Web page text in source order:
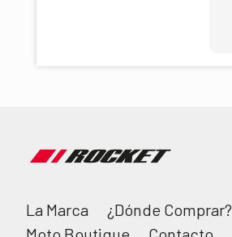
La Marca
¿Dónde Comprar?